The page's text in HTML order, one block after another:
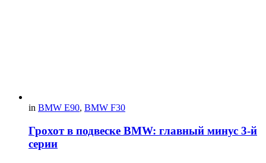
in BMW E90, BMW F30
Грохот в подвеске BMW: главный минус 3-й
серии